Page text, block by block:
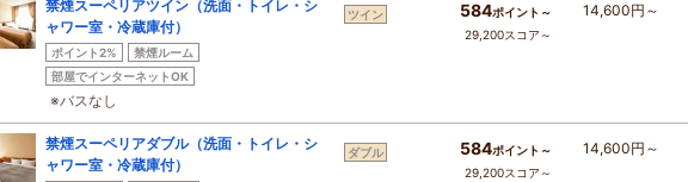
禁煙スーペリアツイン（洗面・トイレ・シ
ャワー室・冷蔵庫付）
ポイント2%
禁煙ルーム
部屋でインターネットOK
※バスなし
ツイン 584ポイント～
29,200スコア～
14,600円～
禁煙スーペリアダブル（洗面・トイレ・シ
ャワー室・冷蔵庫付）
ダブル 584ポイント～
29,200スコア～
14,600円～